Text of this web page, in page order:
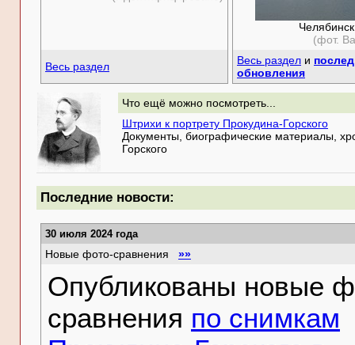
Челябинск
(фот.
Весь раздел Весь раздел и
обновления
Что ещё можно посмотреть...
Штрихи к портрету Прокудина-Горского
Документы, биографические материалы,
Горского
Последние новости:
30 июля 2024 года
Новые фото-сравнения »»
Опубликованы новые
сравнения по снимкам